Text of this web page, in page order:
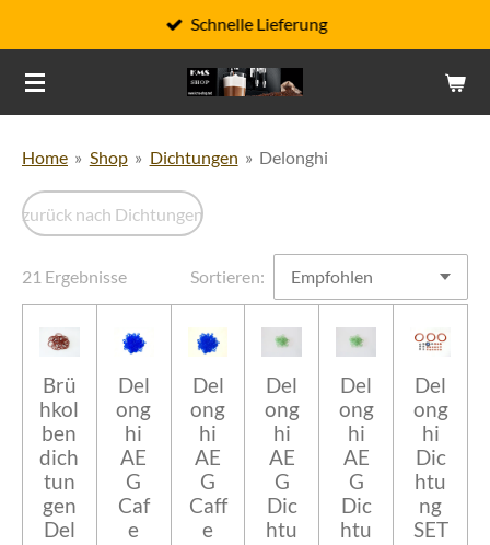
Hauptinhalt
springen
Schnelle Lieferung
Home » Shop » Dichtungen » Delonghi
zurück nach Dichtungen
21 Ergebnisse Sortieren:
Brü
hkol
ben
dich
tun
gen
Del
Del
ong
hi
AE
G
Caf
e
Del
ong
hi
AE
G
Caff
e
Del
ong
hi
AE
G
Dic
htu
Del
ong
hi
AE
G
Dic
htu
Del
ong
hi
Dic
htu
ng
SET